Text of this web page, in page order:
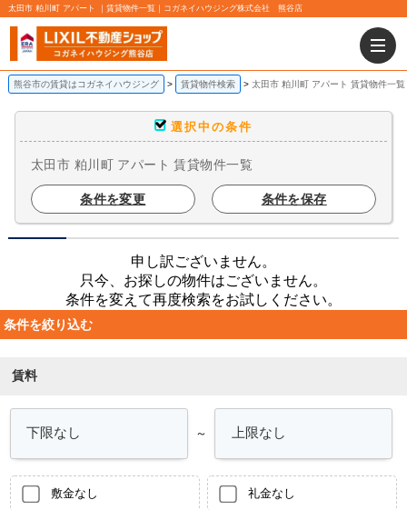
太田市 粕川町 アパート ｜賃貸物件一覧｜コガネイハウジング株式会社 熊谷店
熊谷市の賃貸はコガネイハウジング 賃貸物件検索 太田市 粕川町 アパート 賃貸物件一覧
選択中の条件
太田市 粕川町 アパート 賃貸物件一覧
条件を変更 条件を保存
申し訳ございません。
只今、お探しの物件はございません。
条件を変えて再度検索をお試しください。
条件を絞り込む
賃料
～
敷金なし 礼金なし